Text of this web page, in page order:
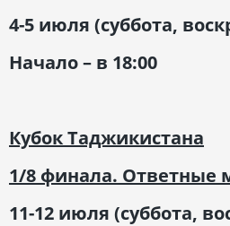
4-5 июля (суббота,
Начало – в 18:00
Кубок Таджикистана
1/8 финала. Ответные
11-12 июля (суббота,